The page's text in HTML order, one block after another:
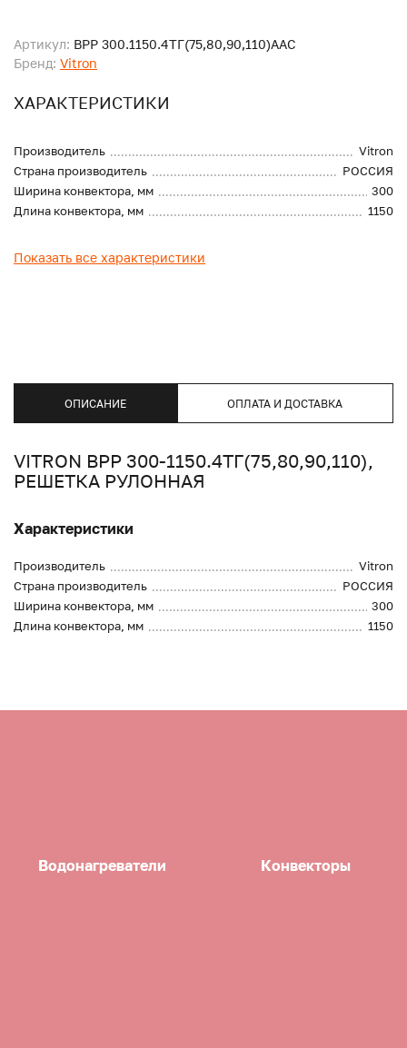
Артикул: ВРР 300.1150.4ТГ(75,80,90,110)ААС
Бренд: Vitron
ХАРАКТЕРИСТИКИ
Производитель
Vitron
Страна производитель
РОССИЯ
Ширина конвектора, мм
300
Длина конвектора, мм
1150
Показать все характеристики
ОПИСАНИЕ ОПЛАТА И ДОСТАВКА
VITRON ВРР 300-1150.4ТГ(75,80,90,110),
РЕШЕТКА РУЛОННАЯ
Характеристики
Производитель
Vitron
Страна производитель
РОССИЯ
Ширина конвектора, мм
300
Длина конвектора, мм
1150
Водонагреватели Конвекторы